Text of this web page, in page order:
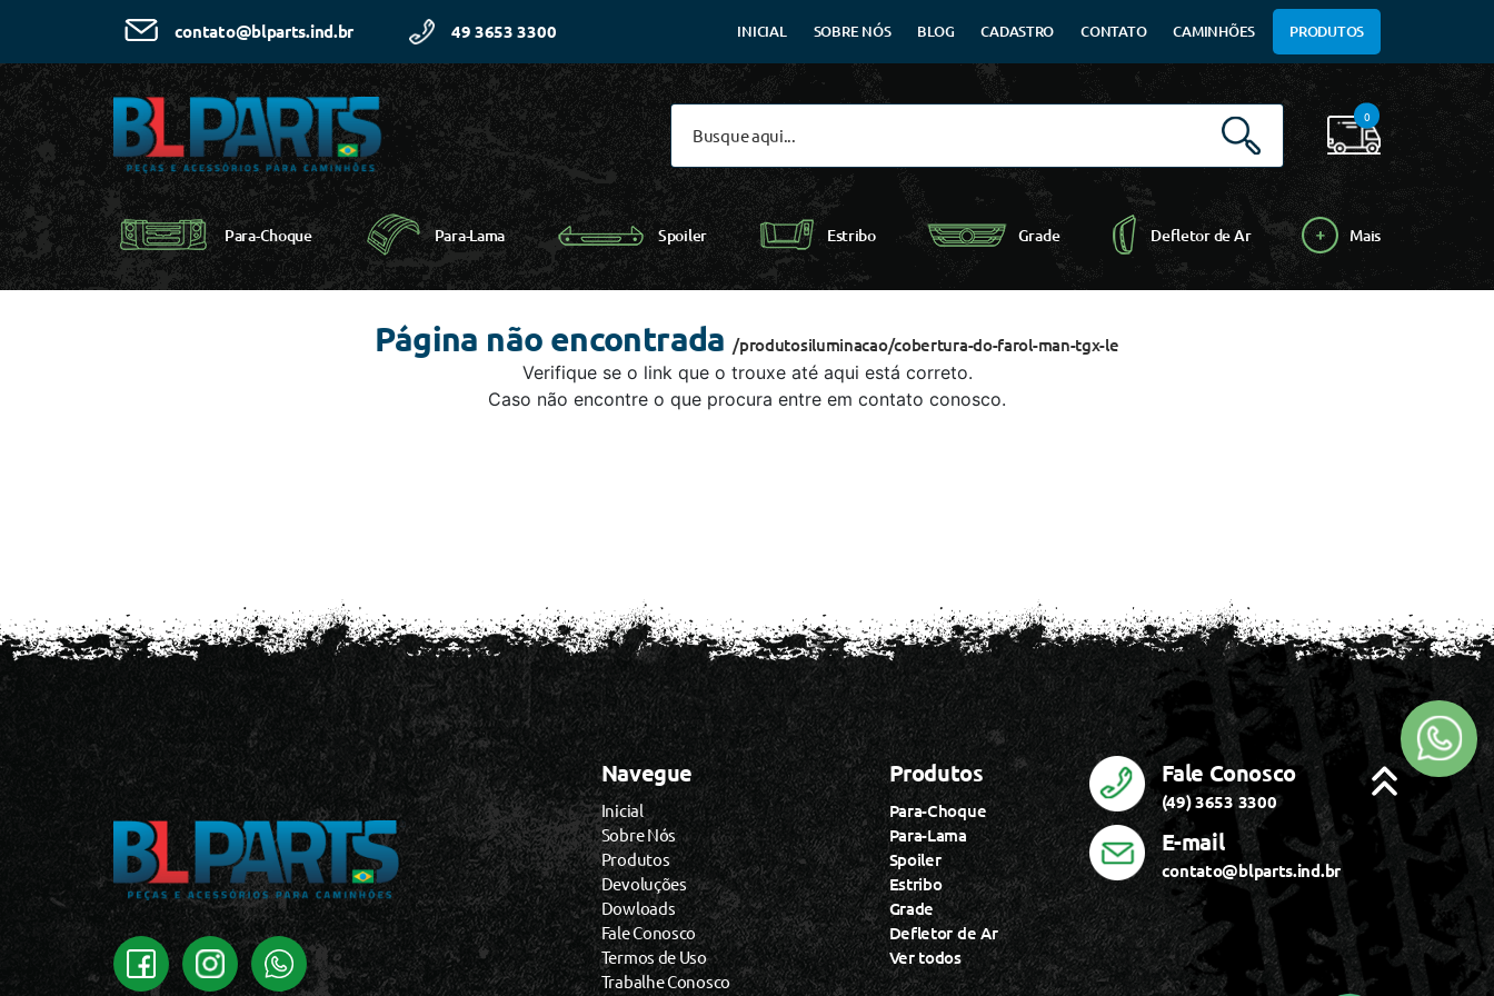
contato@blparts.ind.br 49 3653 3300 INICIAL SOBRE NÓS BLOG CADASTRO CONTATO CAMINHÕES PRODUTOS
0
Para-Choque Para-Lama Spoiler Estribo Grade Defletor de Ar Mais
Página não encontrada /produtosiluminacao/cobertura-do-farol-man-tgx-le
Verifique se o link que o trouxe até aqui está correto.
Caso não encontre o que procura entre em contato conosco.
Navegue
Inicial
Sobre Nós
Produtos
Devoluções
Dowloads
Fale Conosco
Termos de Uso
Trabalhe Conosco
Produtos
Para-Choque
Para-Lama
Spoiler
Estribo
Grade
Defletor de Ar
Ver todos
Fale Conosco
(49) 3653 3300
E-mail
contato@blparts.ind.br